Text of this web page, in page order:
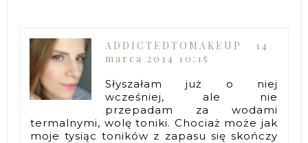
ADDICTEDTOMAKEUP
14
marca 2014 10:15
Słyszałam już o niej
wcześniej, ale nie
przepadam za wodami
termalnymi, wolę toniki. Chociaż może jak
moje tysiąc toników z zapasu się skończy